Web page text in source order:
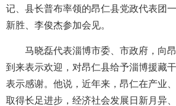
记、县长普布率领的昂仁县党政代表团
新胜、李俊杰参加会见。
马晓磊代表淄博市委、市政府，向昂
到来表示欢迎，对昂仁县给予淄博援藏
表示感谢。他说，近年来，昂仁在产业
取得长足进步，经济社会发展日新月异